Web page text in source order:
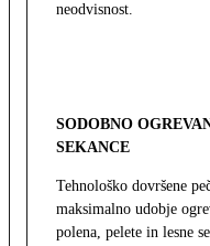
neodvisnost.
SODOBNO
SEKANCE
Tehnološko dovršene
maksimalno udobje
polena, pelete in lesne